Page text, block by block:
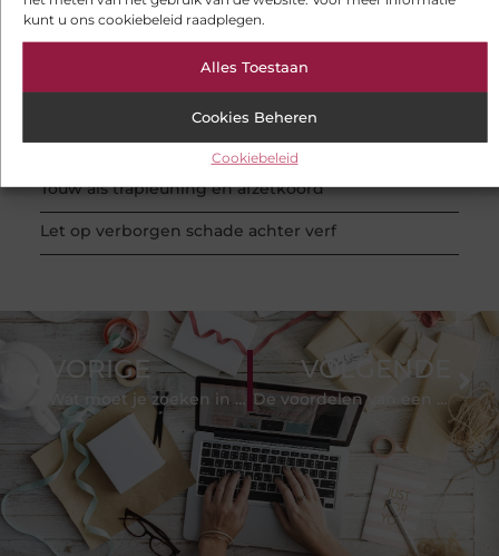
kunt u ons cookiebeleid raadplegen.
Alles Toestaan
Cookies Beheren
Cookiebeleid
Software voor de uitzendbranche helpt je
efficiënter werken
Stijlvolle heren sneakers voor een sportieve
123theorie: Snel je theorie halen zonder eindeloos
te blokken
Touw als trapleuning en afzetkoord
Let op verborgen schade achter verf
VORIGE
Wat moet je zoeken in een Bluetooth-versterker?
VOLGENDE
De voordelen van een driewieler voor volwassenen